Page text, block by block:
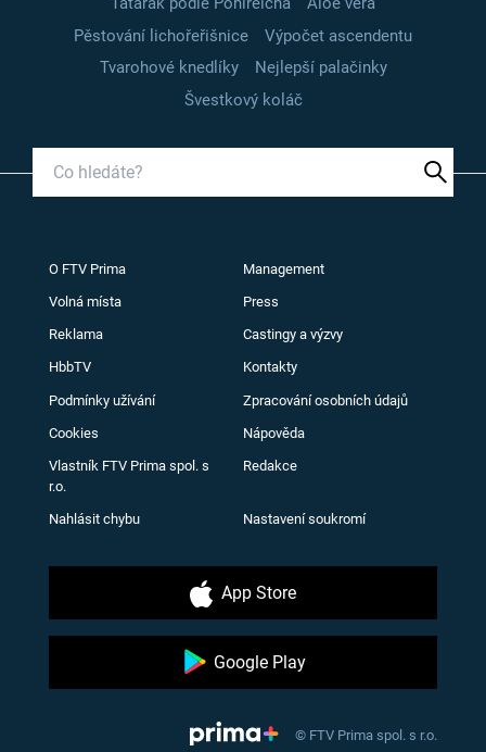
Pěstování lichořeřišnice
Výpočet ascendentu
Tvarohové knedlíky
Nejlepší palačinky
Švestkový koláč
O FTV Prima Management
Volná místa Press
Reklama Castingy a výzvy
HbbTV Kontakty
Podmínky užívání Zpracování osobních údajů
Cookies Nápověda
Vlastník FTV Prima spol. s
r.o.
Redakce
Nahlásit chybu Nastavení soukromí
App Store
Google Play
© FTV Prima spol. s r.o.